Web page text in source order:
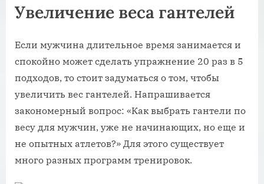
Увеличение веса гантелей
Если мужчина длительное время занимается и
спокойно может сделать упражнение 20 раз в 5
подходов, то стоит задуматься о том, чтобы
увеличить вес гантелей. Напрашивается
закономерный вопрос: «Как выбрать гантели по
весу для мужчин, уже не начинающих, но еще и
не опытных атлетов?» Для этого существует
много разных программ тренировок.